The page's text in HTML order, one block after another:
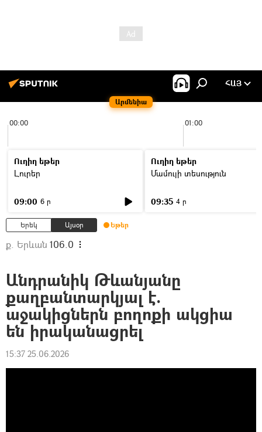
Արմենիա
ՀԱՅ
00:00 01:00
Ուղիղ եթեր
Լուրեր
09:00 6 ր
Ուղիղ եթեր
Մամուլի տեսություն
09:35 4 ր
Երեկ Այսօր Եթեր
ք. Երևան 106.0
Անդրանիկ Թևանյանը
քաղբանտարկյալ է.
աջակիցներն բողոքի ակցիա
են իրականացրել
15:37 25.06.2026